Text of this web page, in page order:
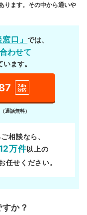
ります。その中から通いや
窓口」では、
わせて
ます。
24h
対応
通話無料）
相談なら、
万件以上の
任せください。
か？